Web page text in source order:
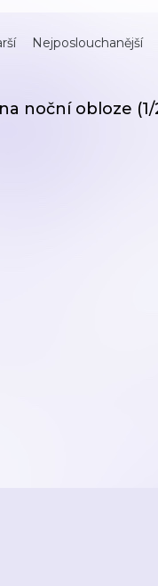
Nejposlouchanější
noční obloze